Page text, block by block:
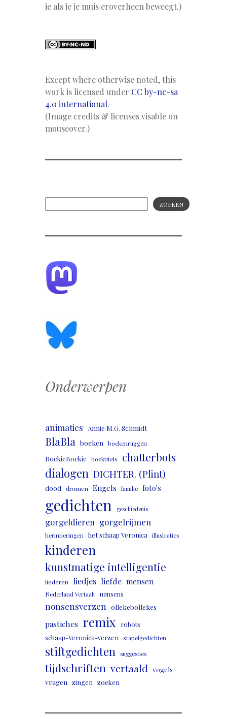
je als je je muis eroverheen beweegt.)
Except where otherwise noted, this
work is licensed under CC by-nc-sa
4.0 international.
(Image credits & licenses visable on
mouseover.)
ZOEKEN
Onderwerpen
animaties Annie M.G. Schmidt
BlaBla boeken boekenruggen
BoekieBoekie boektitels chatterbots
dialogen DICHTER. (Plint)
dood dromen Engels familie foto's
gedichten geschiedenis
gorgeldieren gorgelrijmen
herinneringen het schaap Veronica illustraties
kinderen
kunstmatige intelligentie
liederen liedjes liefde mensen
Nederland Vertaalt nonsens
nonsensverzen ollekebollekes
pastiches remix
robots
schaap-Veronica-verzen stapelgedichten
stiftgedichten suggesties
tijdschriften vertaald vogels
vragen zingen zoeken